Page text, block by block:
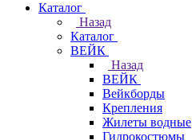
Каталог
Назад
Каталог
ВЕЙК
Назад
ВЕЙК
Вейкборды
Крепления
Жилеты водные
Гидрокостюмы